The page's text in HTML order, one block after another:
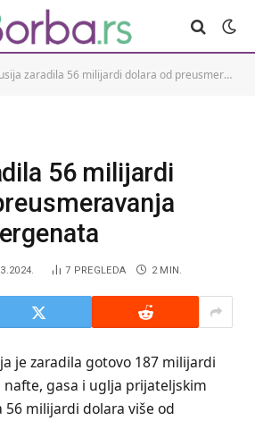
zaradila 56 milijardi dolara od preusmeravanja prodaje energenata
56 milijardi
7 PREGLEDA 2 MIN.
je zaradila gotovo 187 milijardi
gasa i uglja prijateljskim
56 milijardi dolara više od